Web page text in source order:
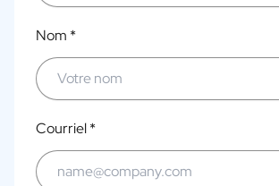
Nom *
Courriel *